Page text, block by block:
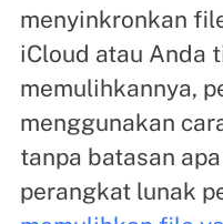
menyinkronkan
iCloud atau Anda
memulihkannya,
menggunakan
tanpa batasan
perangkat lunak